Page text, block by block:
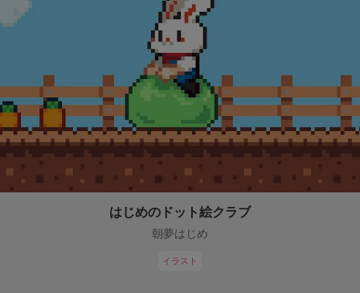
はじめのドット絵クラブ
朝夢はじめ
イラスト